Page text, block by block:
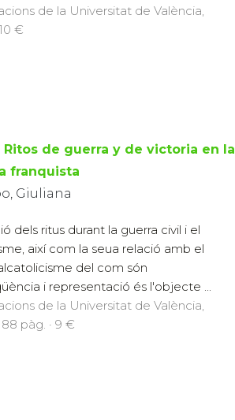
de la Universitat de València,
€
Ritos de guerra y de victoria en la
franquista
Giuliana
dels ritus durant la guerra civil i el
així com la seua relació amb el
del com són
i representació és l'objecte ...
de la Universitat de València,
pàg. · 9 €